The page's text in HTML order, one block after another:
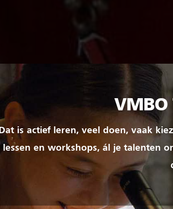
VMBO
Dat is actief leren, veel doen, vaak
lessen en workshops, ál je talenten